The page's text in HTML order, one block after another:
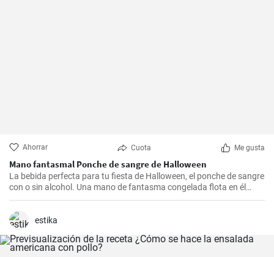
Ahorrar Cuota Me gusta
Mano fantasmal Ponche de sangre de Halloween
La bebida perfecta para tu fiesta de Halloween, el ponche de sangre
con o sin alcohol. Una mano de fantasma congelada flota en él
para proporcionar el efecto de horror a los invitados a la fiesta. El
sirope de jengibre redondea el sabor. ¡Feliz Halloween!
estika